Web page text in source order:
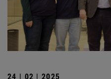
24 | 02 | 2025